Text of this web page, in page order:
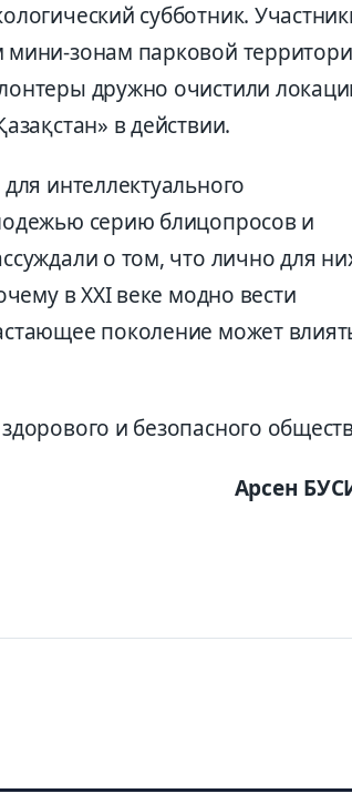
субботник.
зонам парковой
дружно очистили
в действии.
интеллектуального
серию блицопросов и
о том, что лично для
в XXI веке модно вести
поколение может
и безопасного
Арсен